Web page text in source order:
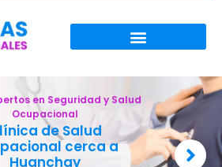
en Seguridad y Salud
Ocupacional
de Salud
cerca a
Huanchay